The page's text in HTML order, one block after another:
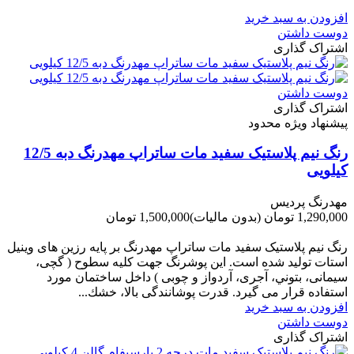
افزودن به سبد خرید
دوست داشتن
اشتراک گذاری
دوست داشتن
اشتراک گذاری
پیشنهاد ویژه محدود
رنگ نیم پلاستیک سفید مات ساتراپ مهدرنگ دبه 12/5
کیلویی
مهدرنگ پردیس
1,290,000 تومان
(بدون مالیات)1,500,000 تومان
رنگ نیم پلاستیک سفید مات ساتراپ مهدرنگ بر پایه رزین های وینیل
استات تولید شده است. این پوشرنگ جهت کلیه سطوح ( گچی،
سیمانی، بتوني، آجری، آردواز و چوبی ) داخل ساختمان مورد
استفاده قرار می گیرد. قدرت پوشانندگی بالا، خشك...
افزودن به سبد خرید
دوست داشتن
اشتراک گذاری